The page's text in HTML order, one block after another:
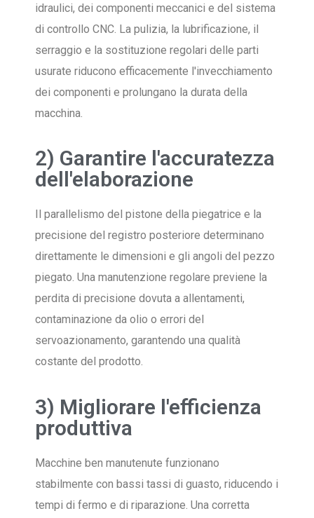
idraulici, dei componenti meccanici e del sistema
di controllo CNC. La pulizia, la lubrificazione, il
serraggio e la sostituzione regolari delle parti
usurate riducono efficacemente l'invecchiamento
dei componenti e prolungano la durata della
macchina.
2) Garantire l'accuratezza
dell'elaborazione
Il parallelismo del pistone della piegatrice e la
precisione del registro posteriore determinano
direttamente le dimensioni e gli angoli del pezzo
piegato. Una manutenzione regolare previene la
perdita di precisione dovuta a allentamenti,
contaminazione da olio o errori del
servoazionamento, garantendo una qualità
costante del prodotto.
3) Migliorare l'efficienza
produttiva
Macchine ben manutenute funzionano
stabilmente con bassi tassi di guasto, riducendo i
tempi di fermo e di riparazione. Una corretta